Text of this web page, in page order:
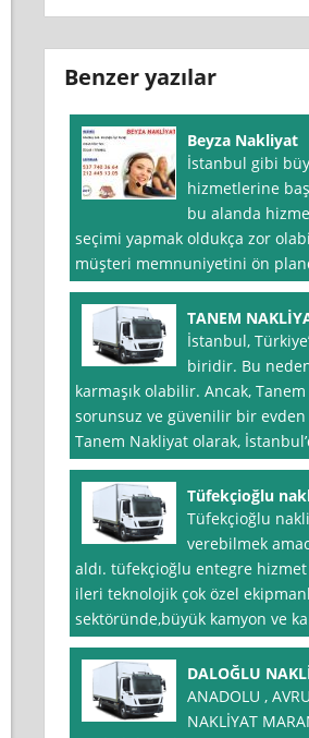
Benzer yazılar
Beyza Nakliyat
İstanbul gibi
hizmetlerine
bu alanda
seçimi yapmak oldukça zor
müşteri memnuniyetini ön
TANEM
İstanbul,
biridir. Bu
karmaşık olabilir. Ancak,
sorunsuz ve güvenilir bir
Tanem Nakliyat olarak,
Tüfekçioğlu
Tüfekçioğlu
verebilmek
aldı. tüfekçioğlu entegre
ileri teknolojik çok özel
sektöründe,büyük kamyon ve
DALOĞLU
ANADOLU ,
NAKLİYAT